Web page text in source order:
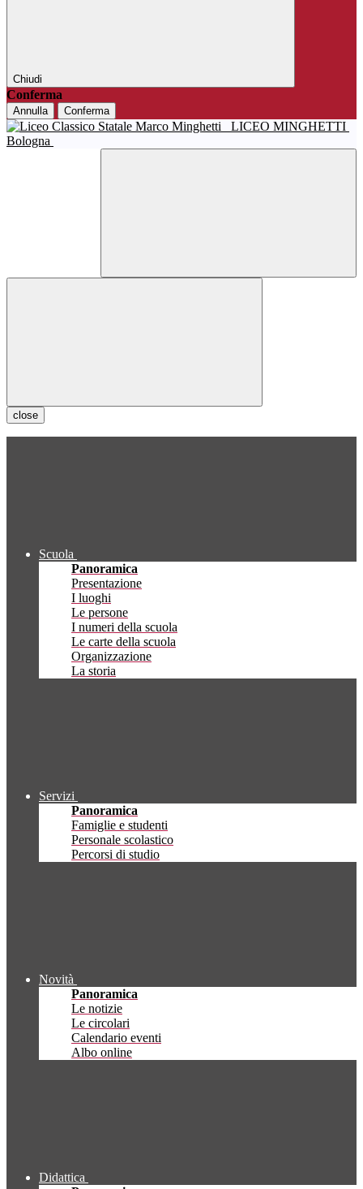
Chiudi
Conferma
Annulla Conferma
LICEO MINGHETTI
Bologna
close
Scuola
Panoramica
Presentazione
I luoghi
Le persone
I numeri della scuola
Le carte della scuola
Organizzazione
La storia
Servizi
Panoramica
Famiglie e studenti
Personale scolastico
Percorsi di studio
Novità
Panoramica
Le notizie
Le circolari
Calendario eventi
Albo online
Didattica